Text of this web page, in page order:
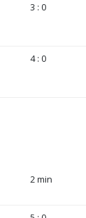
3 : 0
4 : 0
2 min